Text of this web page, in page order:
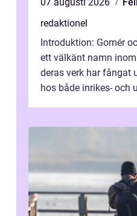
redaktionel
Introduktion: Gomér
ett välkänt namn
deras verk har fångat
hos både inrikes- och